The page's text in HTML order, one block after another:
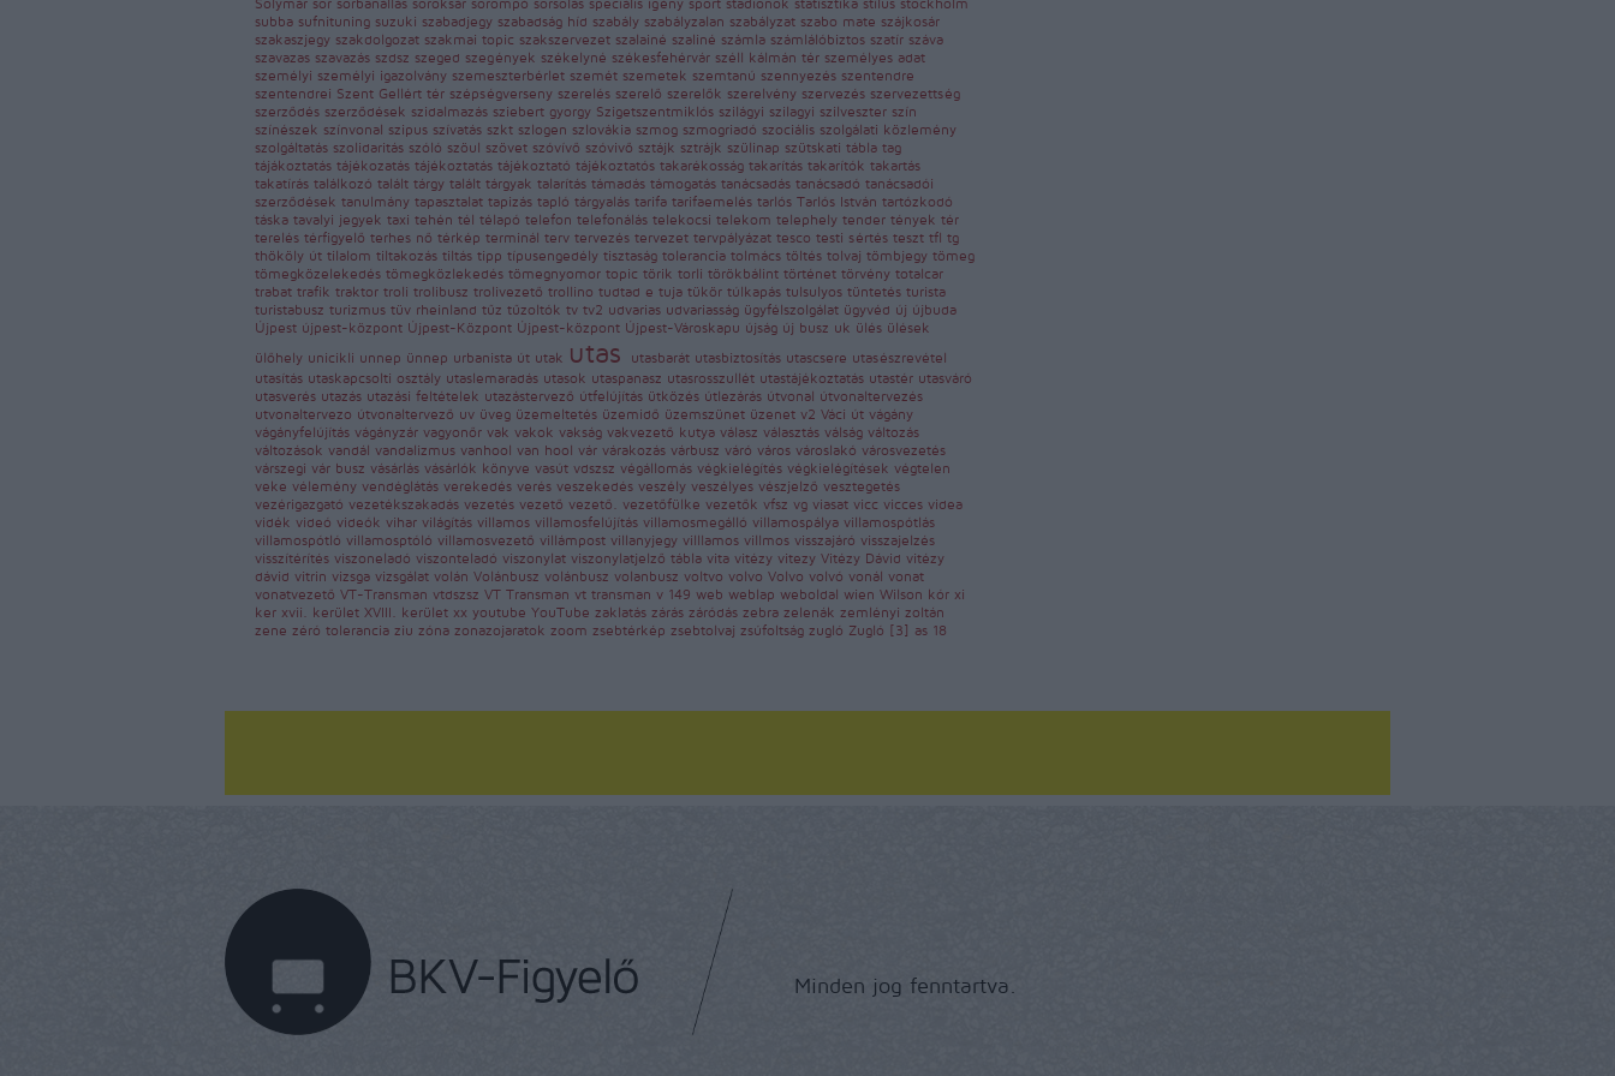
subba sufnituning suzuki szabadjegy szabadság híd szabály szabályzalan szabályzat szabo mate szájkosár
szakaszjegy szakdolgozat szakmai topic szakszervezet szalainé szaliné számla számlálóbiztos szatír száva
szavazas szavazás szdsz szeged szegények székelyné székesfehérvár széll kálmán tér személyes adat
személyi személyi igazolvány szemeszterbérlet szemét szemetek szemtanú szennyezés szentendre
szentendrei Szent Gellért tér szépségverseny szerelés szerelő szerelők szerelvény szervezés szervezettség
szerződés szerződések szidalmazás sziebert gyorgy Szigetszentmiklós szilágyi szilagyi szilveszter szín
színészek színvonal szipus szívatás szkt szlogen szlovákia szmog szmogriadó szociális szolgálati közlemény
szolgáltatás szolidaritás szóló szöul szövet szóvívő szóvivő sztájk sztrájk szülinap szütskati tábla tag
tájákoztatás tájékozatás tájékoztatás tájékoztató tájékoztatós takarékosság takarítás takarítók takartás
takatírás találkozó talált tárgy talált tárgyak talarítás támadás támogatás tanácsadás tanácsadó tanácsadói
szerződések tanulmány tapasztalat tapizás tapló tárgyalás tarifa tarifaemelés tarlós Tarlós István tartózkodó
táska tavalyi jegyek taxi tehén tél télapó telefon telefonálás telekocsi telekom telephely tender tények tér
terelés térfigyelő terhes nő térkép terminál terv tervezés tervezet tervpályázat tesco testi sértés teszt tfl tg
thököly út tilalom tiltakozás tiltás tipp típusengedély tisztaság tolerancia tolmács töltés tolvaj tömbjegy tömeg
tömegközelekedés tömegközlekedés tömegnyomor topic törik torli törökbálint történet törvény totalcar
trabat trafik traktor troli trolibusz trolivezető trollino tudtad e tuja tükör túlkapás tulsulyos tüntetés turista
turistabusz turizmus tüv rheinland tűz tűzoltók tv tv2 udvarias udvariasság ügyfélszolgálat ügyvéd új újbuda
Újpest újpest-központ Újpest-Központ Újpest-központ Újpest-Városkapu újság új busz uk ülés ülések
ülőhely unicikli unnep ünnep urbanista út utak utas utasbarát utasbiztosítás utascsere utasészrevétel
utasítás utaskapcsolti osztály utaslemaradás utasok utaspanasz utasrosszullét utastájékoztatás utastér utasváró
utasverés utazás utazási feltételek utazástervező útfelújítás ütközés útlezárás útvonal útvonaltervezés
utvonaltervezo útvonaltervező uv üveg üzemeltetés üzemidő üzemszünet üzenet v2 Váci út vágány
vágányfelújítás vágányzár vagyonőr vak vakok vakság vakvezető kutya válasz választás válság változás
változások vandál vandalizmus vanhool van hool vár várakozás várbusz váró város városlakó városvezetés
várszegi vár busz vásárlás vásárlók könyve vasút vdszsz végállomás végkielégítés végkielégítések végtelen
veke vélemény vendéglátás verekedés verés veszekedés veszély veszélyes vészjelző vesztegetés
vezérigazgató vezetékszakadás vezetés vezető vezető. vezetőfülke vezetők vfsz vg viasat vicc vicces videa
vidék videó videók vihar világítás villamos villamosfelújítás villamosmegálló villamospálya villamospótlás
villamospótló villamosptóló villamosvezető villámpost villanyjegy villlamos villmos visszajáró visszajelzés
visszítérítés viszoneladó viszonteladó viszonylat viszonylatjelző tábla vita vitézy vitezy Vitézy Dávid vitézy
dávid vitrin vizsga vizsgálat volán Volánbusz volánbusz volanbusz voltvo volvo Volvo volvó vonál vonat
vonatvezető VT-Transman vtdszsz VT Transman vt transman v 149 web weblap weboldal wien Wilson kór xi
ker xvii. kerület XVIII. kerület xx youtube YouTube zaklatás zárás záródás zebra zelenák zemlényi zoltán
zene zéró tolerancia ziu zóna zonazojaratok zoom zsebtérkép zsebtolvaj zsúfoltság zugló Zugló [3] as 18
Minden jog fenntartva.